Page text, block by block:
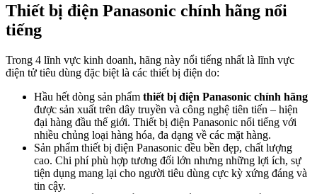
Thiết bị điện Panasonic chính hãng nổi
tiếng
Trong 4 lĩnh vực kinh doanh, hãng này nổi tiếng nhất là lĩnh vực
điện tử tiêu dùng đặc biệt là các thiết bị điện do:
Hầu hết dòng sản phẩm thiết bị điện Panasonic chính hãng
được sản xuất trên dây truyền và công nghệ tiên tiến – hiện
đại hàng đầu thế giới. Thiết bị điện Panasonic nổi tiếng với
nhiều chủng loại hàng hóa, đa dạng về các mặt hàng.
Sản phẩm thiết bị điện Panasonic đều bền đẹp, chất lượng
cao. Chi phí phù hợp tương đối lớn nhưng những lợi ích, sự
tiện dụng mang lại cho người tiêu dùng cực kỳ xứng đáng và
tin cậy.